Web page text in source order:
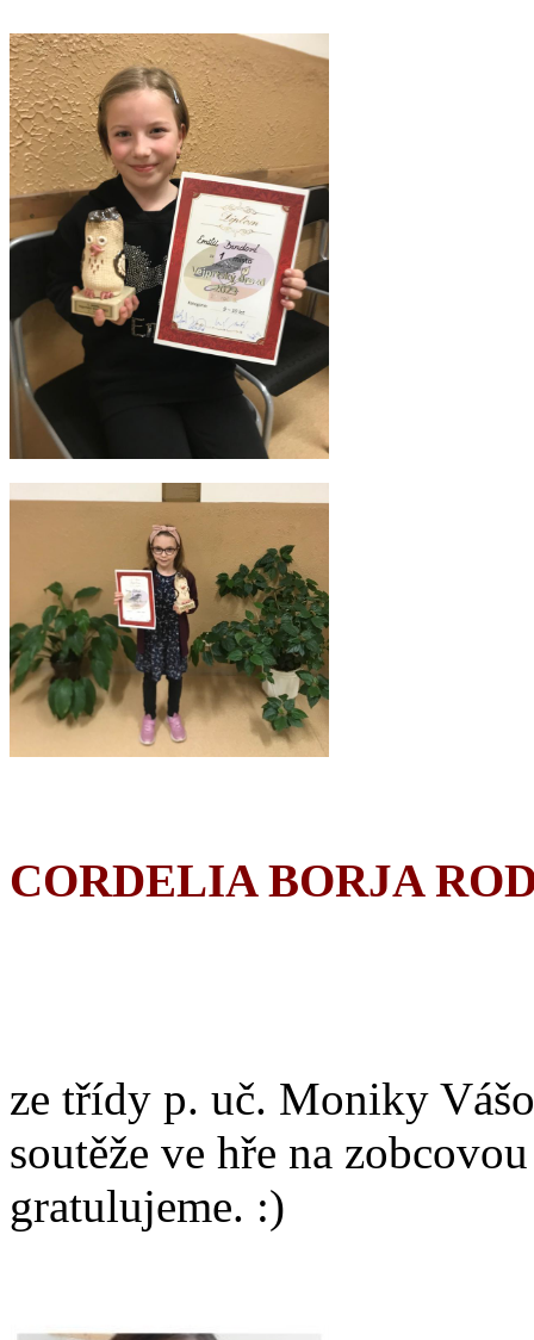
CORDELIA BORJA
ze třídy p. uč. Moniky
soutěže ve hře na
gratulujeme. :)